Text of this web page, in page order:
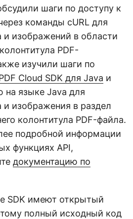
шаги по доступу к
команды cURL для
и изображений в области
PDF-
изучили шаги по
Cloud SDK для Java и
на языке Java для
и изображения в раздел
колонтитула PDF-файла.
подробной информации
функциях API,
документацию по
SDK имеют открытый
полный исходный код